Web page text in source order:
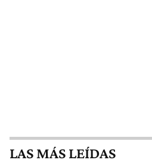
LAS MÁS LEÍDAS